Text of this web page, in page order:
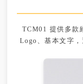
TCM01 提供多款
Logo、基本文字